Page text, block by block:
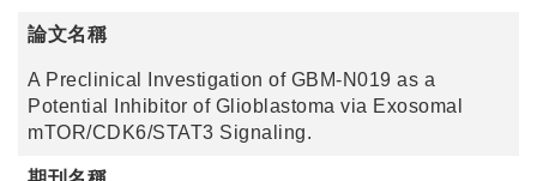
論文名稱
A Preclinical Investigation of GBM-N019 as a
Potential Inhibitor of Glioblastoma via Exosomal
mTOR/CDK6/STAT3 Signaling.